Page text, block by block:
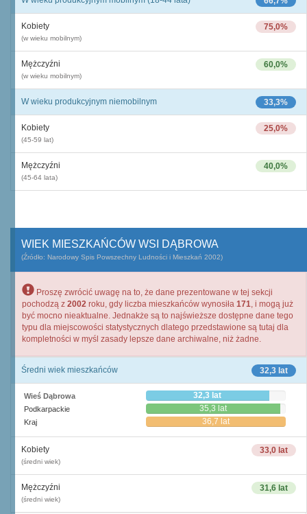
75,0%
Kobiety
(w wieku mobilnym)
60,0%
Mężczyźni
(w wieku mobilnym)
33,3%
W wieku produkcyjnym niemobilnym
25,0%
Kobiety
(45-59 lat)
40,0%
Mężczyźni
(45-64 lata)
WIEK MIESZKAŃCÓW WSI DĄBROWA
(Źródło: Narodowy Spis Powszechny Ludności i Mieszkań 2002)
Proszę zwrócić uwagę na to, że dane prezentowane w tej sekcji
pochodzą z 2002 roku, gdy liczba mieszkańców wynosiła 171, i mogą już
być mocno nieaktualne. Jednakże są to najświeższe dostępne dane tego
typu dla miejscowości statystycznych dlatego przedstawione są tutaj dla
kompletności w myśl zasady lepsze dane archiwalne, niż żadne.
32,3 lat
Średni wiek mieszkańców
Wieś Dąbrowa 32,3 lat
Podkarpackie 35,3 lat
Kraj 36,7 lat
33,0 lat
Kobiety
(średni wiek)
31,6 lat
Mężczyźni
(średni wiek)